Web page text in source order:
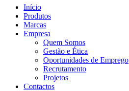
Início
Produtos
Marcas
Empresa
Quem Somos
Gestão e Ética
Oportunidades de Emprego
Recrutamento
Projetos
Contactos